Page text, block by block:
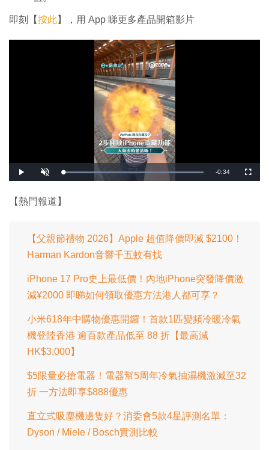
即刻【按此】，用 App 睇更多產品開箱影片
播
放
開
啟
載
入
0
%
剩
-0:34
全
螢
【熱門報道】
【父親節禮物 2026】Apple 超值降價即減 $2100！
Harman Kardon音響千五蚊有找
iPhone 17 Pro史上最低價！內地iPhone突發降價激
減¥2000 即睇如何領取優惠方法港人都可享？
小米618年中購物優惠開鑼！首款1匹變頻冷暖冷氣
機登陸香港 逾百款產品低至 88 折【最高減
HK$3,000】
$5限量必搶電器！電器幫5周年冷氣抽濕機激減至32
折 一方法即享$888優惠
直立式吸塵機邊隻好？消委會5款4星評測名單：
Dyson / Miele / Bosch實測比較